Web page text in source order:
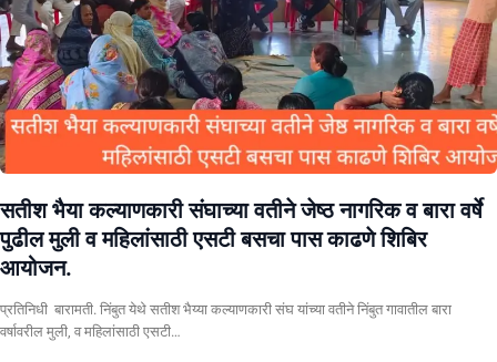
सतीश भैया कल्याणकारी संघाच्या वतीने जेष्ठ नागरिक व बारा वर्षे
पुढील मुली व महिलांसाठी एसटी बसचा पास काढणे शिबिर
आयोजन.
प्रतिनिधी बारामती. निंबुत येथे सतीश भैय्या कल्याणकारी संघ यांच्या वतीने निंबुत गावातील बारा
वर्षावरील मुली, व महिलांसाठी एसटी…